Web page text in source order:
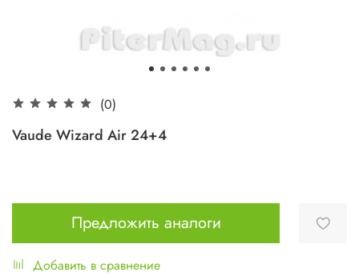
(0)
Vaude Wizard Air 24+4
Предложить аналоги
Добавить в сравнение